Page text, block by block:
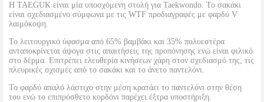
Η TAEGUK είναι μία υποσχόμενη στολή για Taekwondo. Το σακάκι
είναι σχεδιασμένο σύμφωνα με τις WTF προδιαγραφές με φαρδύ V
λαιμόκοψη.
Το λειτουργικό ύφασμα από 65% βαμβάκι και 35% πολυεστέρα
ανταποκρίνεται άψογα στις απαιτήσεις της προπόνησης ενώ είναι φιλικό
στο δέρμα. Επιτρέπει ελευθερία κινήσεων χάρη στον σχεδιασμό της, τις
πλευρικές σχισμές από το σακάκι και το άνετο παντελόνι.
Το φαρδύ απαλό λάστιχο στην μέση κρατάει το παντελόνι στην θέση
του ενώ το επιπρόσθετο κορδόνι παρέχει έξτρα υποστήριξη.